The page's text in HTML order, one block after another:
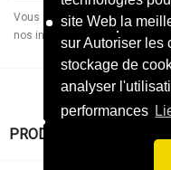
site Web la
sur Autoriser les
stockage de
analyser
performances
Vous pouvez vous désinscrire
nos informations de contact
PRODUITS